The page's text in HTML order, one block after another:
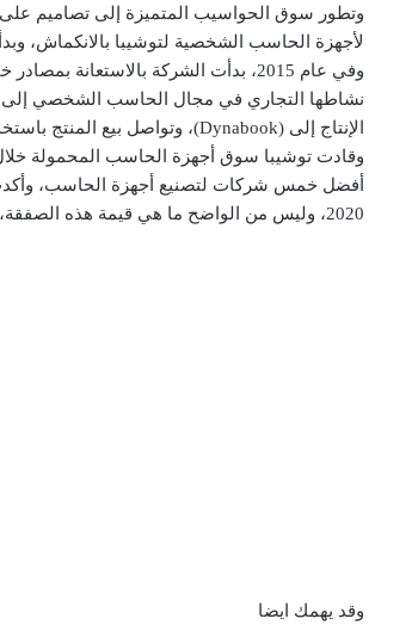
لأجهزة الحاسب الشخصية لتوشيبا بالانكماش،
الإنتاج إلى (Dynabook)، وتواصل بيع المنتج باستخدام علامات توشيبا التجارية السابقة، مثل (Portégé) و(Tecra).
وقادت توشيبا سوق أجهزة الحاسب المحمولة خلال
2020، وليس من الواضح ما هي قيمة هذه الصفقة، لكن توشيبا خرجت أخيرًا من سوق أجهزة الحاسب الشخصية إلى الأبد.
وقد يهمك ايضا